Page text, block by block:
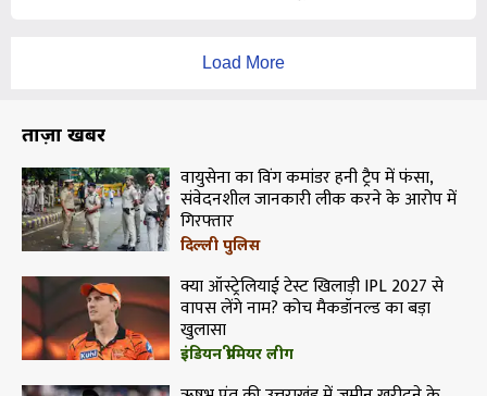
Load More
ताज़ा खबरें
वायुसेना का विंग कमांडर हनी ट्रैप में फंसा,
संवेदनशील जानकारी लीक करने के आरोप में
गिरफ्तार
दिल्ली पुलिस
क्या ऑस्ट्रेलियाई टेस्ट खिलाड़ी IPL 2027 से
वापस लेंगे नाम? कोच मैकडॉनल्ड का बड़ा
खुलासा
इंडियन प्रीमियर लीग